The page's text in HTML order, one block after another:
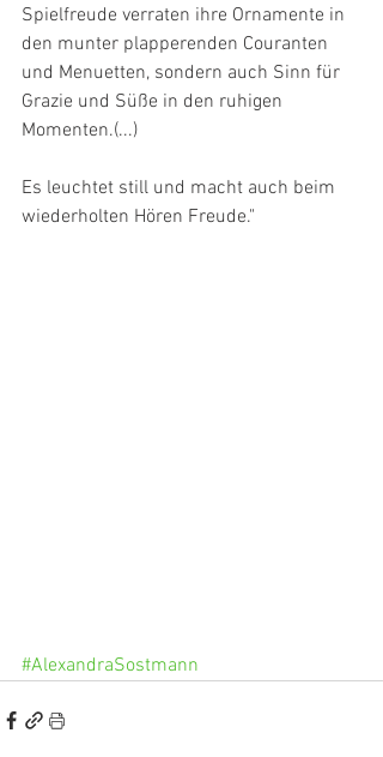
Spielfreude verraten ihre Ornamente in
den munter plapperenden Couranten
und Menuetten, sondern auch Sinn für
Grazie und Süße in den ruhigen
Momenten.(...)
Es leuchtet still und macht auch beim
wiederholten Hören Freude."
#AlexandraSostmann